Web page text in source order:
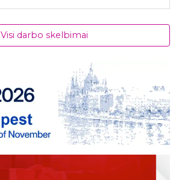
Visi darbo skelbimai